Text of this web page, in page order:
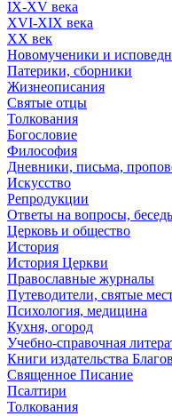
IX-XV века
XVI-XIX века
XX век
Новомученики и
Патерики, сборники
Жизнеописания
Святые отцы
Толкования
Богословие
Философия
Дневники, письма,
Искусство
Репродукции
Ответы на вопросы,
Церковь и общество
История
История Церкви
Православные журналы
Путеводители, святые
Психология, медицина
Кухня, огород
Учебно-справочная
Книги издательства
Священное Писание
Псалтири
Толкования